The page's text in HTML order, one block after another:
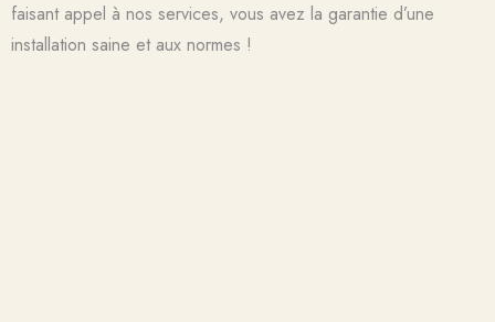
faisant appel à nos services, vous avez la garantie d’une
installation saine et aux normes !